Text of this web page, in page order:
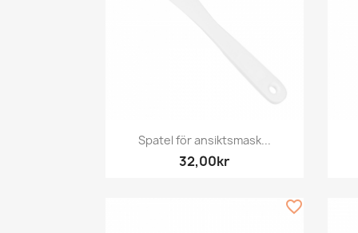
Snabbvy
Spatel för ansiktsmask...
32,00kr
favorite_border